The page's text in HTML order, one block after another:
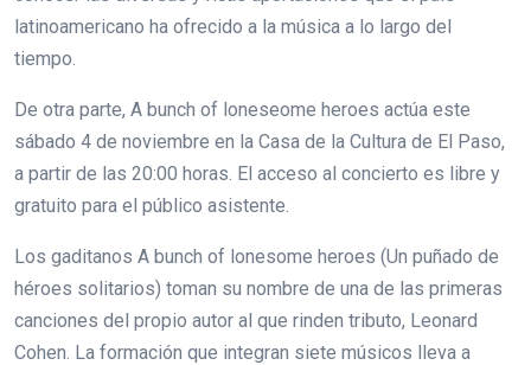
latinoamericano ha ofrecido a la música a lo largo del
tiempo.
De otra parte, A bunch of loneseome heroes actúa este
sábado 4 de noviembre en la Casa de la Cultura de El Paso,
a partir de las 20:00 horas. El acceso al concierto es libre y
gratuito para el público asistente.
Los gaditanos A bunch of lonesome heroes (Un puñado de
héroes solitarios) toman su nombre de una de las primeras
canciones del propio autor al que rinden tributo, Leonard
Cohen. La formación que integran siete músicos lleva a